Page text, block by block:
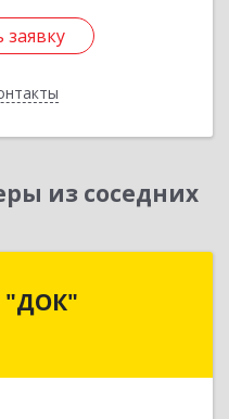
из соседних
"ДОК"
"ДОК"
г, Горького ул,